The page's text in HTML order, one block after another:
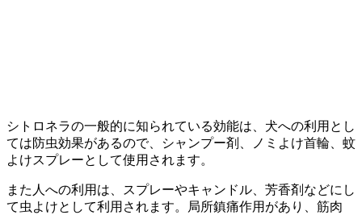
シトロネラの一般的に知られている効能は、犬への利用とし
ては防虫効果があるので、シャンプー剤、ノミよけ首輪、蚊
よけスプレーとして使用されます。
また人への利用は、スプレーやキャンドル、芳香剤などにし
て虫よけとして利用されます。局所鎮痛作用があり、筋肉